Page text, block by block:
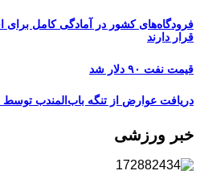
فرودگاه‌های کشور در آمادگی کامل برای
قرار دارند
قیمت نفت ۹۰ دلار شد
دریافت عوارض از تنگه باب‌المندب توسط
خبر ورزشی